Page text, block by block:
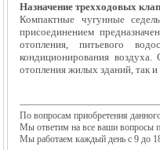
Назначение трехходовых
Компактные чугунные
присоединением
отопления, питьевого
кондиционирования
отопления жилых зданий, так
По вопросам приобретения
Мы ответим на все ваши вопросы
Мы работаем каждый день с 9 до